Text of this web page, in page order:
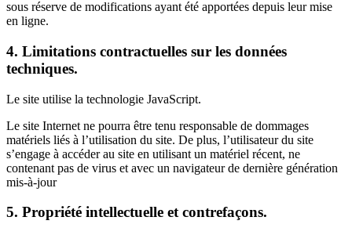
sous réserve de modifications ayant été apportées depuis leur mise
en ligne.
4. Limitations contractuelles sur les données
techniques.
Le site utilise la technologie JavaScript.
Le site Internet ne pourra être tenu responsable de dommages
matériels liés à l’utilisation du site. De plus, l’utilisateur du site
s’engage à accéder au site en utilisant un matériel récent, ne
contenant pas de virus et avec un navigateur de dernière génération
mis-à-jour
5. Propriété intellectuelle et contrefaçons.